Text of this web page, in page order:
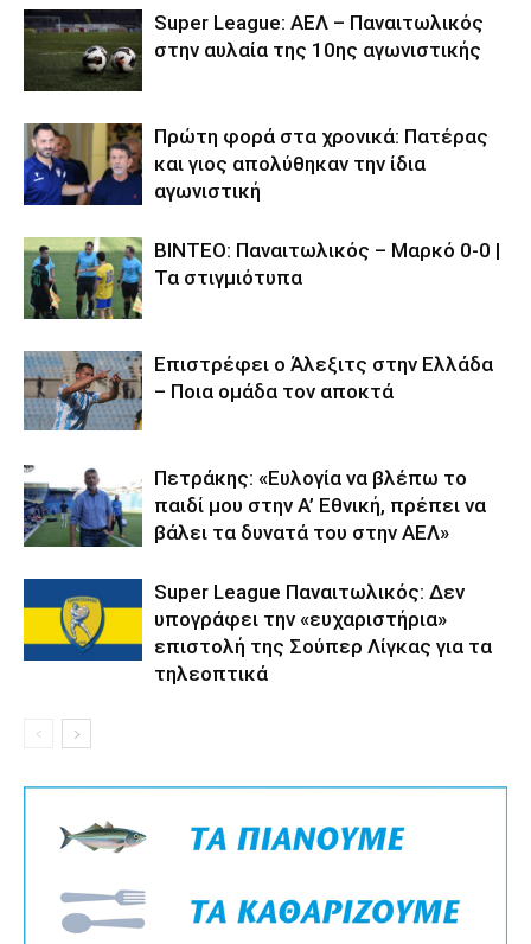
Super League: ΑΕΛ – Παναιτωλικός
στην αυλαία της 10ης αγωνιστικής
Πρώτη φορά στα χρονικά: Πατέρας
και γιος απολύθηκαν την ίδια
αγωνιστική
ΒΙΝΤΕΟ: Παναιτωλικός – Μαρκό 0-0 |
Τα στιγμιότυπα
Επιστρέφει ο Άλεξιτς στην Ελλάδα
– Ποια ομάδα τον αποκτά
Πετράκης: «Ευλογία να βλέπω το
παιδί μου στην Α’ Εθνική, πρέπει να
βάλει τα δυνατά του στην ΑΕΛ»
Super League Παναιτωλικός: Δεν
υπογράφει την «ευχαριστήρια»
επιστολή της Σούπερ Λίγκας για τα
τηλεοπτικά